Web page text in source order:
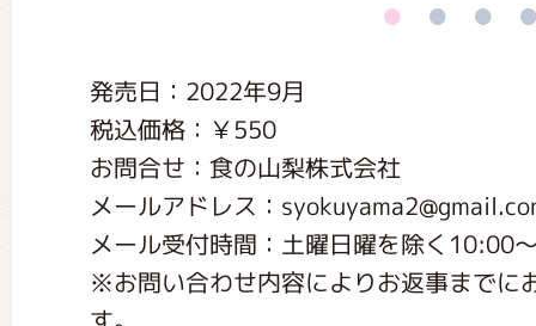
発売日：2022年9月
税込価格：￥550
お問合せ：食の山梨株式会社
メールアドレス：
メール受付時間：土曜日曜を除く10:00
※お問い合わせ内容によりお返事までに
くまのがっこう 家庭科部